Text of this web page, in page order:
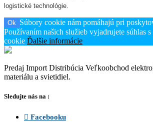
logistické technológie.
Ok Súbory cookie nám pomáhajú pri
Používaním našich služieb vyjadrujete súhlas
cookie Ďalšie informácie
Predaj Import Distribúcia Veľkoobchod
materiálu a svietidiel.
Sledujte nás na :
 Facebooku